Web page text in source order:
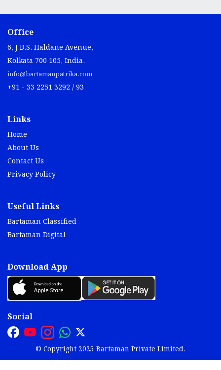
Office
6, J.B.S. Haldane Avenue,
Kolkata 700 105, India.
info@bartamanpatrika.com
+91 - 33 2251 3292 / 93
Links
Home
About Us
Contact Us
Privacy Policy
Useful Links
Bartaman Classified
Bartaman Digital
Download App
Social
© Copyright 2025 Bartaman Private Limited.